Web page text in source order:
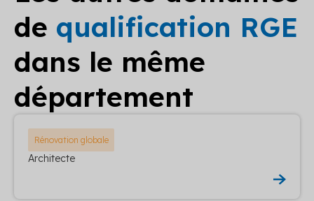
de qualification RGE
dans le même
département
Rénovation globale
Architecte